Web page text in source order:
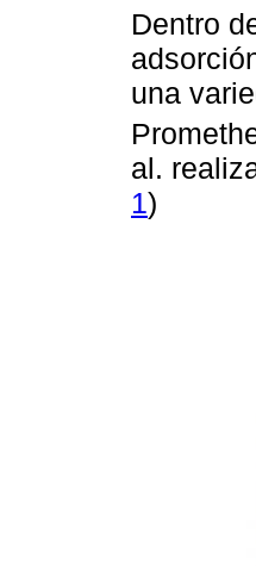
Dentro
una
al.
1)